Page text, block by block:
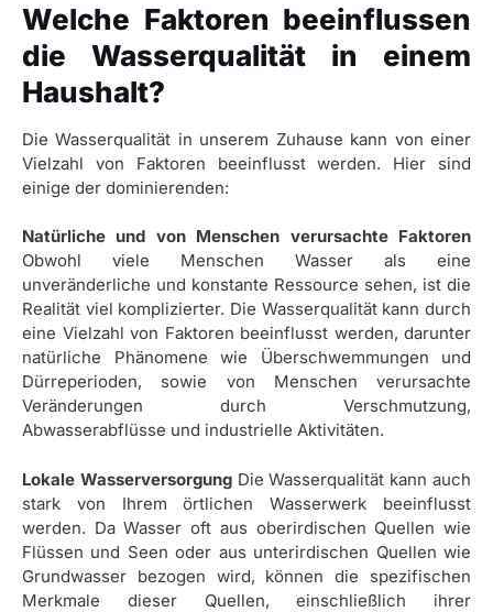
Welche Faktoren beeinflussen
die Wasserqualität in einem
Haushalt?
Die Wasserqualität in unserem Zuhause kann von einer
Vielzahl von Faktoren beeinflusst werden. Hier sind
einige der dominierenden:
Natürliche und von Menschen verursachte Faktoren
Obwohl viele Menschen Wasser als eine
unveränderliche und konstante Ressource sehen, ist die
Realität viel komplizierter. Die Wasserqualität kann durch
eine Vielzahl von Faktoren beeinflusst werden, darunter
natürliche Phänomene wie Überschwemmungen und
Dürreperioden, sowie von Menschen verursachte
Veränderungen durch Verschmutzung,
Abwasserabflüsse und industrielle Aktivitäten.
Lokale WasserversorgungDie Wasserqualität kann auch
stark von Ihrem örtlichen Wasserwerk beeinflusst
werden. Da Wasser oft aus oberirdischen Quellen wie
Flüssen und Seen oder aus unterirdischen Quellen wie
Grundwasser bezogen wird, können die spezifischen
Merkmale dieser Quellen, einschließlich ihrer